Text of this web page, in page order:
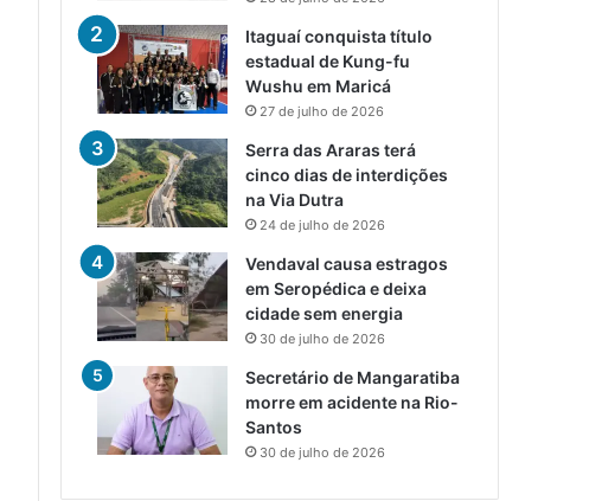
Itaguaí conquista título
estadual de Kung-fu
Wushu em Maricá
27 de julho de 2026
Serra das Araras terá
cinco dias de interdições
na Via Dutra
24 de julho de 2026
Vendaval causa estragos
em Seropédica e deixa
cidade sem energia
30 de julho de 2026
Secretário de Mangaratiba
morre em acidente na Rio-
Santos
30 de julho de 2026